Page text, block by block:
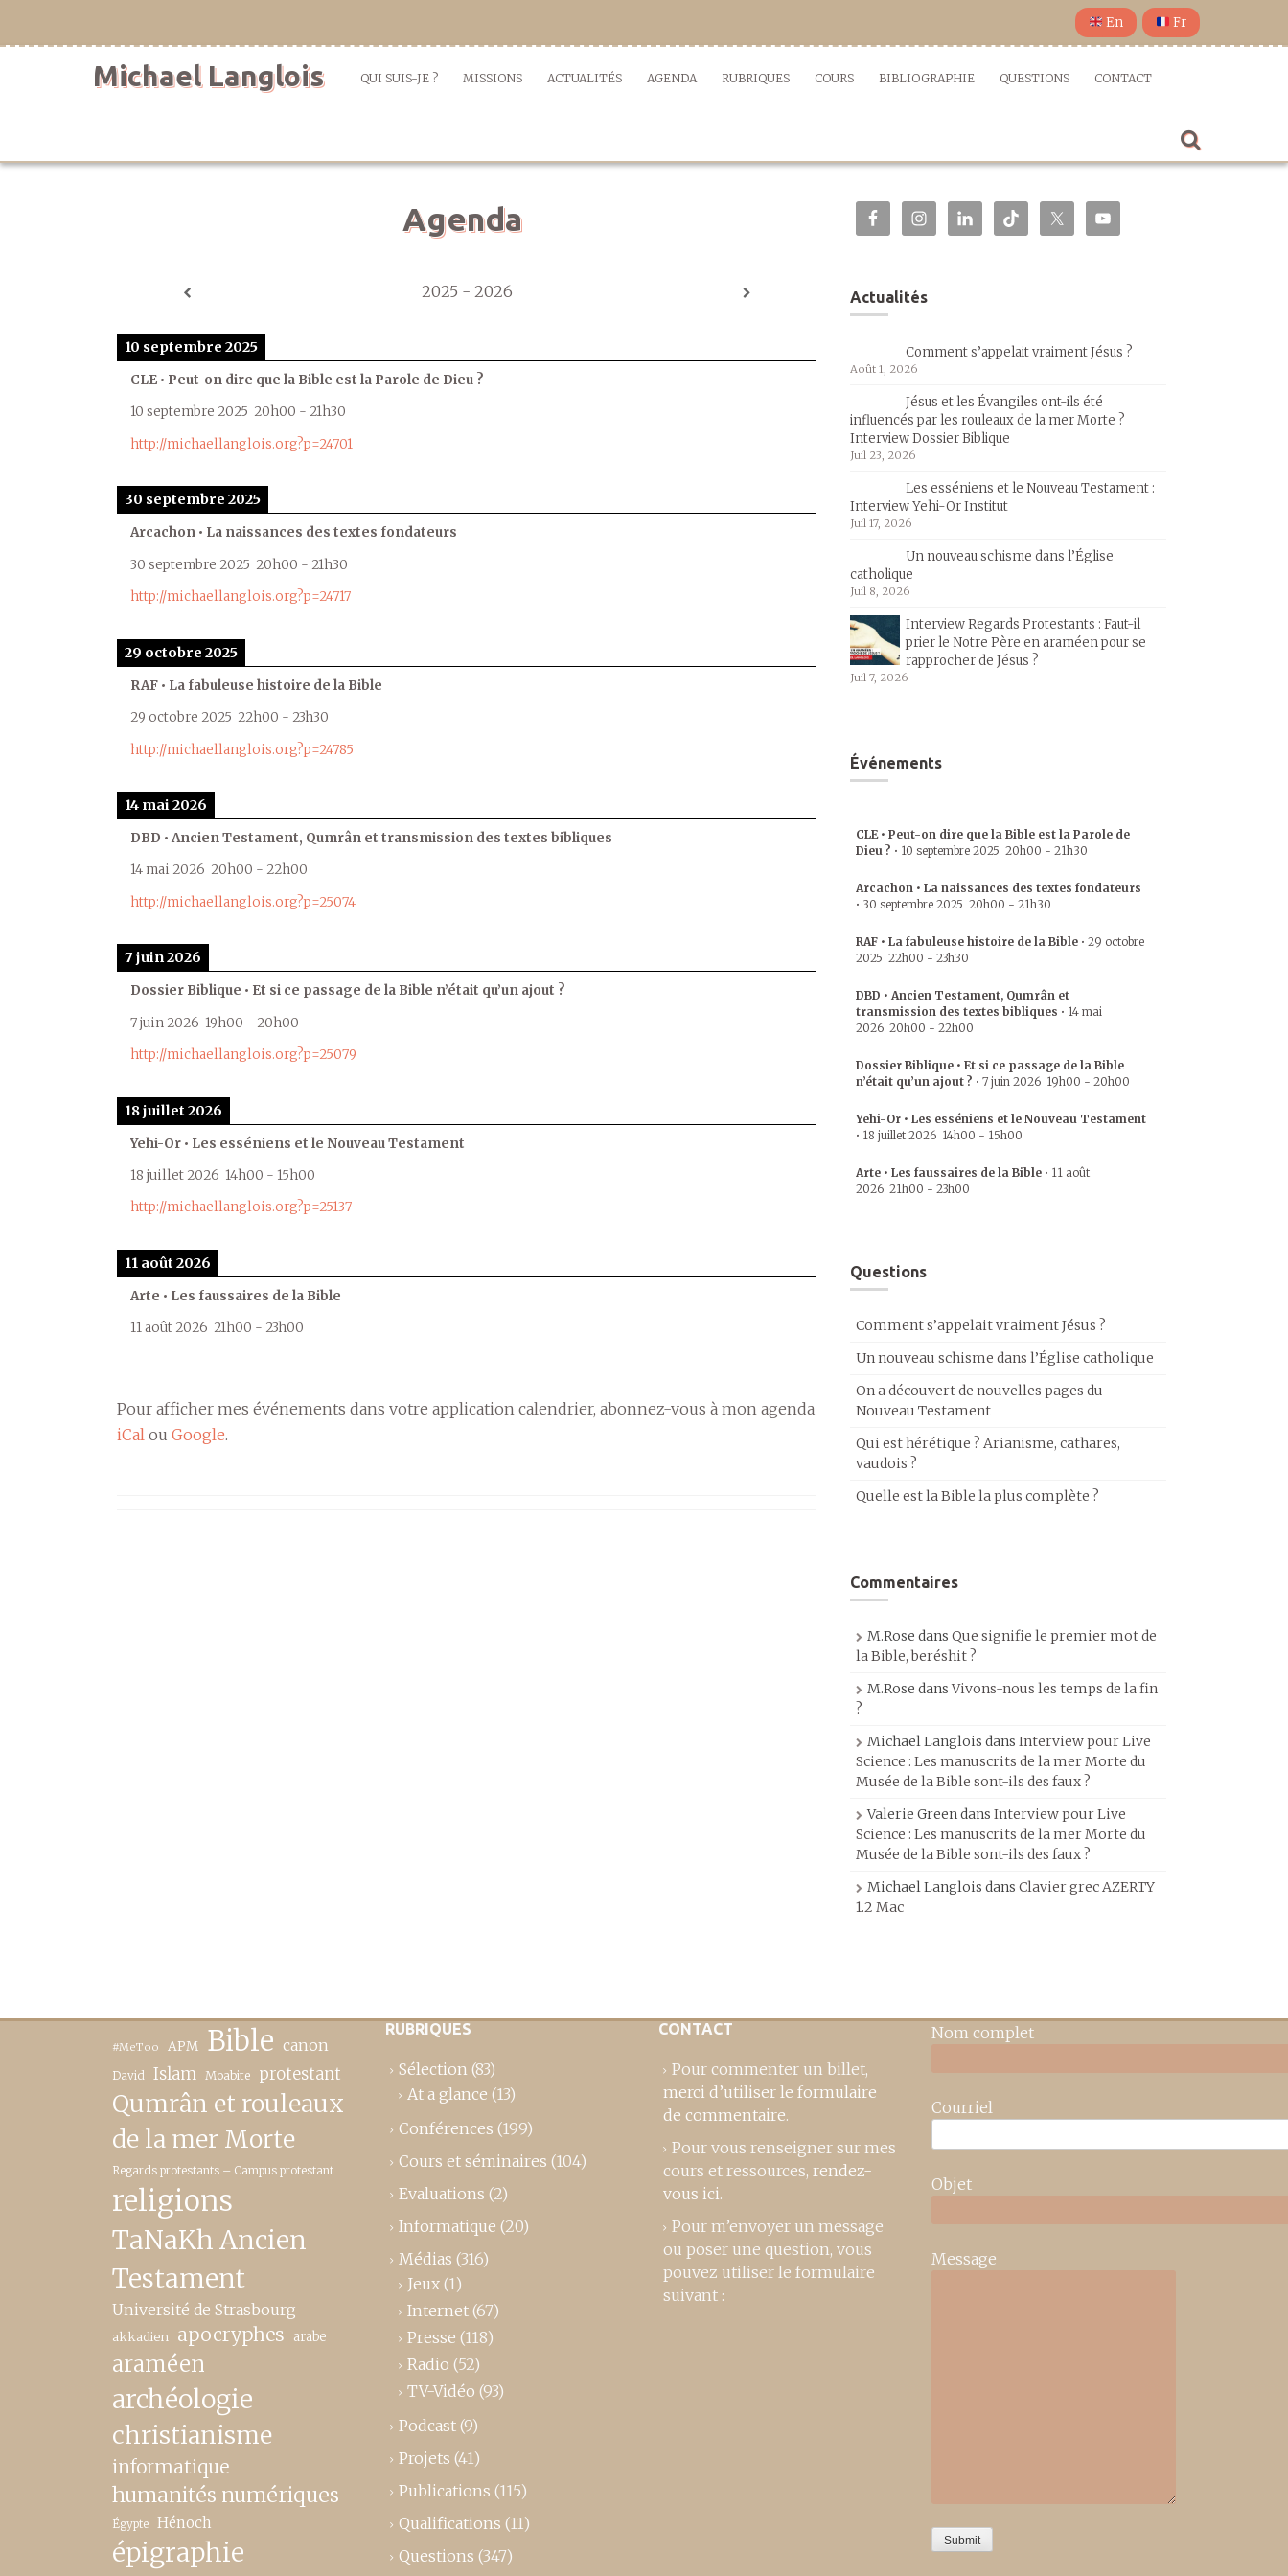
En Fr
Michael Langlois QUI SUIS-JE ? MISSIONS ACTUALITÉS AGENDA RUBRIQUES COURS BIBLIOGRAPHIE QUESTIONS CONTACT
Agenda
2025 - 2026
10 septembre 2025
CLE • Peut-on dire que la Bible est la Parole de Dieu ?
10 septembre 2025 20h00 - 21h30
http://michaellanglois.org?p=24701
30 septembre 2025
Arcachon • La naissances des textes fondateurs
30 septembre 2025 20h00 - 21h30
http://michaellanglois.org?p=24717
29 octobre 2025
RAF • La fabuleuse histoire de la Bible
29 octobre 2025 22h00 - 23h30
http://michaellanglois.org?p=24785
14 mai 2026
DBD • Ancien Testament, Qumrân et transmission des textes bibliques
14 mai 2026 20h00 - 22h00
http://michaellanglois.org?p=25074
7 juin 2026
Dossier Biblique • Et si ce passage de la Bible n’était qu’un ajout ?
7 juin 2026 19h00 - 20h00
http://michaellanglois.org?p=25079
18 juillet 2026
Yehi-Or • Les esséniens et le Nouveau Testament
18 juillet 2026 14h00 - 15h00
http://michaellanglois.org?p=25137
11 août 2026
Arte • Les faussaires de la Bible
11 août 2026 21h00 - 23h00
Pour afficher mes événements dans votre application calendrier, abonnez-vous à mon agenda
iCal ou Google.
Actualités
Comment s’appelait vraiment Jésus ?
Août 1, 2026
Jésus et les Évangiles ont-ils été
influencés par les rouleaux de la mer Morte ?
Interview Dossier Biblique
Juil 23, 2026
Les esséniens et le Nouveau Testament :
Interview Yehi-Or Institut
Juil 17, 2026
Un nouveau schisme dans l’Église
catholique
Juil 8, 2026
Interview Regards Protestants : Faut-il
prier le Notre Père en araméen pour se
rapprocher de Jésus ?
Juil 7, 2026
Événements
CLE • Peut-on dire que la Bible est la Parole de
Dieu ? • 10 septembre 2025 20h00 - 21h30
Arcachon • La naissances des textes fondateurs
• 30 septembre 2025 20h00 - 21h30
RAF • La fabuleuse histoire de la Bible • 29 octobre
2025 22h00 - 23h30
DBD • Ancien Testament, Qumrân et
transmission des textes bibliques • 14 mai
2026 20h00 - 22h00
Dossier Biblique • Et si ce passage de la Bible
n’était qu’un ajout ? • 7 juin 2026 19h00 - 20h00
Yehi-Or • Les esséniens et le Nouveau Testament
• 18 juillet 2026 14h00 - 15h00
Arte • Les faussaires de la Bible • 11 août
2026 21h00 - 23h00
Questions
Comment s’appelait vraiment Jésus ?
Un nouveau schisme dans l’Église catholique
On a découvert de nouvelles pages du
Nouveau Testament
Qui est hérétique ? Arianisme, cathares,
vaudois ?
Quelle est la Bible la plus complète ?
Commentaires
M.Rose dans Que signifie le premier mot de
la Bible, beréshit ?
M.Rose dansVivons-nous les temps de la fin
?
Michael Langlois dans Interview pour Live
Science : Les manuscrits de la mer Morte du
Musée de la Bible sont-ils des faux ?
Valerie Greendans Interview pour Live
Science : Les manuscrits de la mer Morte du
Musée de la Bible sont-ils des faux ?
Michael Langlois dans Clavier grec AZERTY
1.2 Mac
#MeToo APM Bible canon
David Islam Moabite protestant
Qumrân et rouleaux
de la mer Morte
Regards protestants – Campus protestant
religions
TaNaKh Ancien
Testament
Université de Strasbourg
akkadien apocryphes arabe
araméen
archéologie
christianisme
informatique
humanités numériques
Égypte Hénoch
épigraphie
RUBRIQUES
Sélection (83)
At a glance (13)
Conférences (199)
Cours et séminaires (104)
Evaluations (2)
Informatique (20)
Médias (316)
Jeux (1)
Internet (67)
Presse (118)
Radio (52)
TV-Vidéo (93)
Podcast (9)
Projets (41)
Publications (115)
Qualifications (11)
Questions (347)
CONTACT
Pour commenter un billet,
merci d’utiliser le formulaire
de commentaire.
Pour vous renseigner sur mes
cours et ressources, rendez-
vous ici.
Pour m’envoyer un message
ou poser une question, vous
pouvez utiliser le formulaire
suivant :
Nom complet
Courriel
Objet
Message